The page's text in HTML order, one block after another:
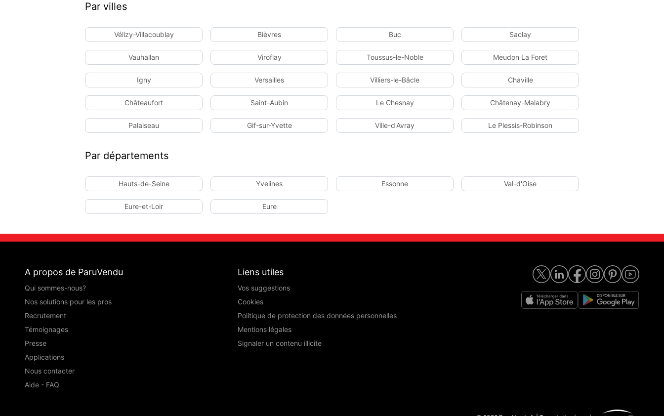
Par villes
Vélizy-Villacoublay Bièvres Buc Saclay
Vauhallan Viroflay Toussus-le-Noble Meudon La Foret
Igny Versailles Villiers-le-Bâcle Chaville
Châteaufort Saint-Aubin Le Chesnay Châtenay-Malabry
Palaiseau Gif-sur-Yvette Ville-d'Avray Le Plessis-Robinson
Par départements
Hauts-de-Seine Yvelines Essonne Val-d'Oise
Eure-et-Loir Eure
A propos de ParuVendu
Qui sommes-nous?
Nos solutions pour les pros
Recrutement
Témoignages
Presse
Applications
Nous contacter
Aide - FAQ
Liens utiles
Vos suggestions
Cookies
Politique de protection des données personnelles
Mentions légales
Signaler un contenu illicite